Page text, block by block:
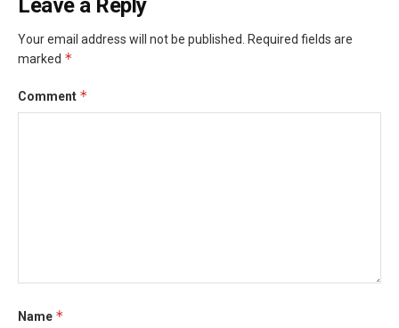
Leave a Reply
Your email address will not be published.
Required fields are
marked *
Comment *
Name *